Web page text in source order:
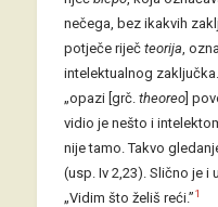
nečega, bez ikakvih
potječe riječ teorija ,
intelektualnog
„opazi [grč. theoreo]
vidio je nešto i
nije tamo. Takvo
(usp. Iv 2,23). Slično je i
„Vidim što želiš reći.”1